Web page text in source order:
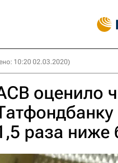
10:20 02.03.2020)
оценило
раза ниже